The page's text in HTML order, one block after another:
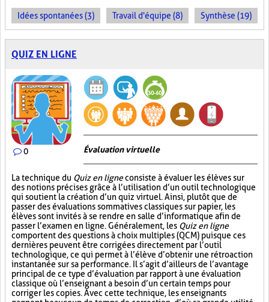
Idées spontanées (3) Travail d'équipe (8) Synthèse (19)
QUIZ EN LIGNE
0 Évaluation virtuelle
La technique du Quiz en ligneconsiste à évaluer les élèves sur
des notions précises grâce à l’utilisation d’un outil technologique
qui soutient la création d’un quiz virtuel. Ainsi, plutôt que de
passer des évaluations sommatives classiques sur papier, les
élèves sont invités à se rendre en salle d’informatique afin de
passer l’examen en ligne. Généralement, les Quiz en ligne
comportent des questions à choix multiples (QCM) puisque ces
dernières peuvent être corrigées directement par l’outil
technologique, ce qui permet à l’élève d’obtenir une rétroaction
instantanée sur sa performance. Il s’agit d’ailleurs de l’avantage
principal de ce type d’évaluation par rapport à une évaluation
classique où l’enseignant a besoin d’un certain temps pour
corriger les copies. Avec cette technique, les enseignants